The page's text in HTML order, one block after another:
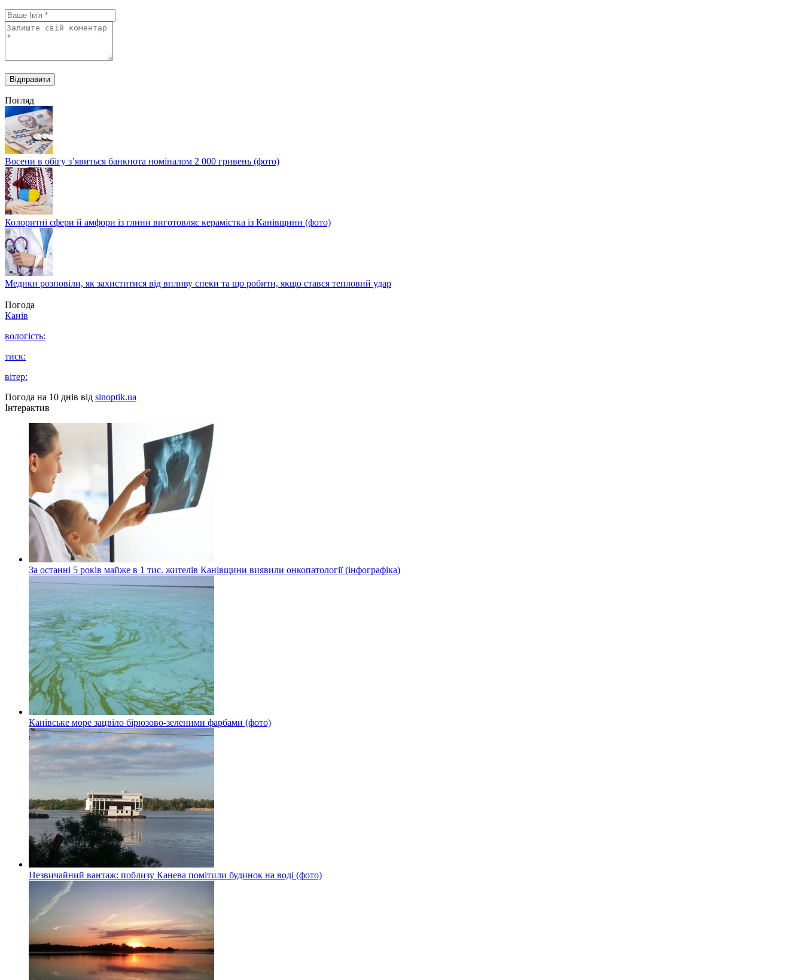
Погляд
Восени в обігу з’явиться банкнота номіналом 2 000 гривень (фото)
Колоритні сфери й амфори із глини виготовляє керамістка із Канівщини (фото)
Медики розповіли, як захиститися від впливу спеки та що робити, якщо стався тепловий удар
Погода
Канів
вологість:
тиск:
вітер:
Погода на 10 днів від sinoptik.ua
Інтерактив
За останні 5 років майже в 1 тис. жителів Канівщини виявили онкопатології (інфографіка)
Канівське море зацвіло бірюзово-зеленими фарбами (фото)
Незвичайний вантаж: поблизу Канева помітили будинок на воді (фото)